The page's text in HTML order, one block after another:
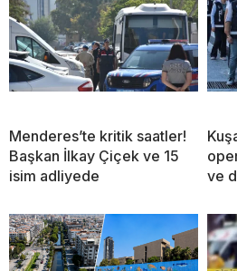
Menderes’te kritik saatler!
Başkan İlkay Çiçek ve 15
isim adliyede
ve